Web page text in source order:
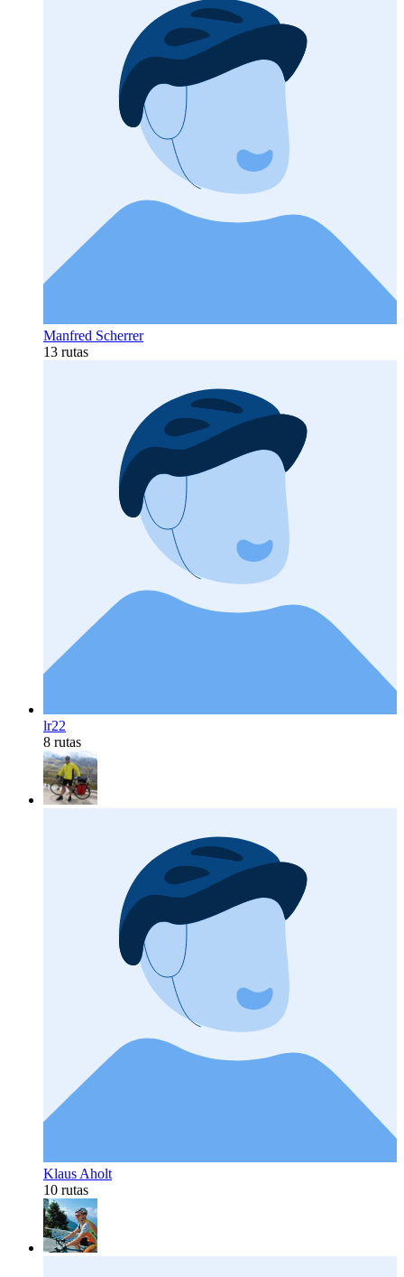
Manfred Scherrer
13 rutas
lr22
8 rutas
Klaus Aholt
10 rutas